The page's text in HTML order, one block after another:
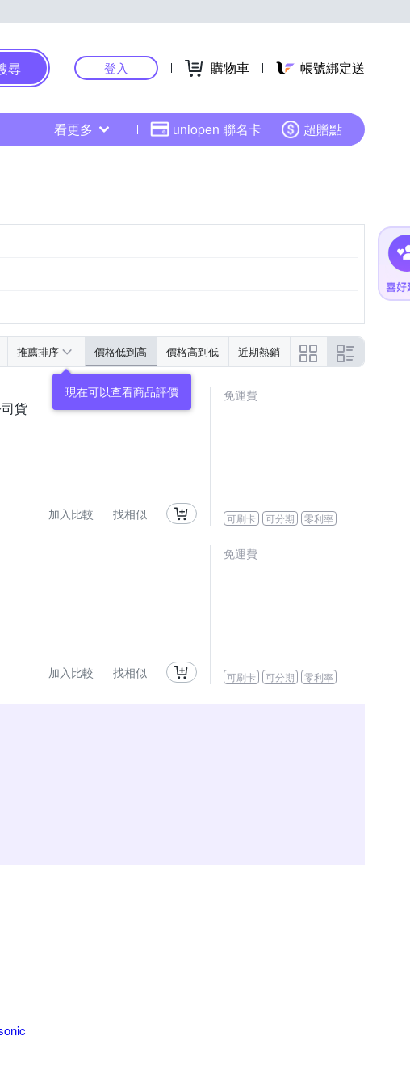
尋 登入 購物車 帳號綁定送
看更多 uniopen 聯名卡 超贈點
推薦排序 價格低到高 價格高到低 近期熱銷
現在可以查看商品評價
貨
加入比較 找相似
免運費
可刷卡 可分期 零利率
加入比較 找相似
免運費
可刷卡 可分期 零利率